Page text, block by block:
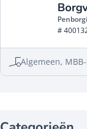
#
Algemeen,